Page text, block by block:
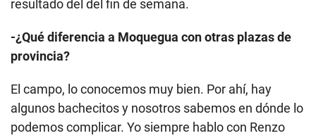
resultado del del fin de semana.
-¿Qué diferencia a Moquegua con otras plazas de
provincia?
El campo, lo conocemos muy bien. Por ahí, hay
algunos bachecitos y nosotros sabemos en dónde lo
podemos complicar. Yo siempre hablo con Renzo